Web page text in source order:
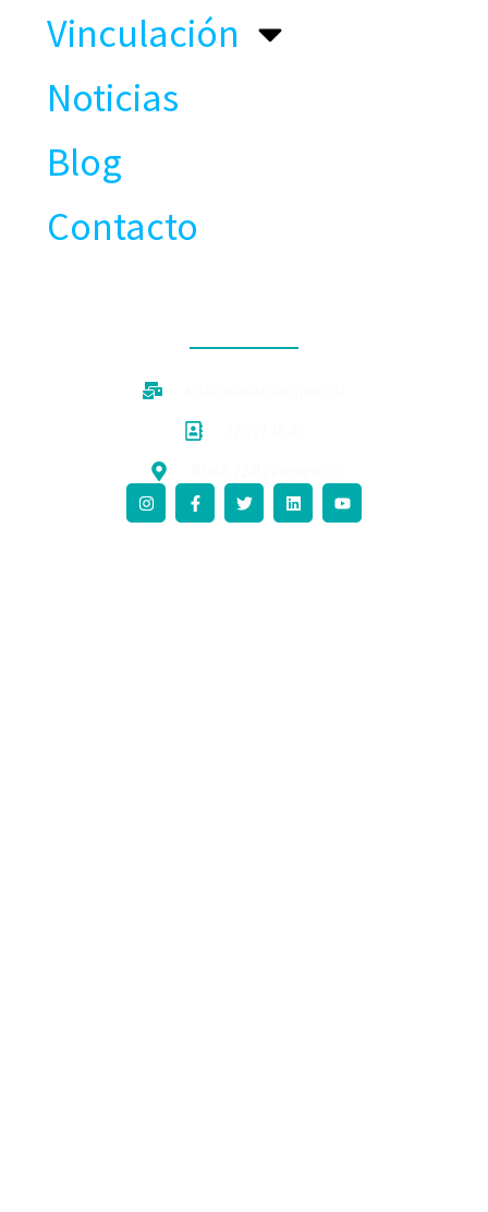
Vinculación
Noticias
Blog
Contacto